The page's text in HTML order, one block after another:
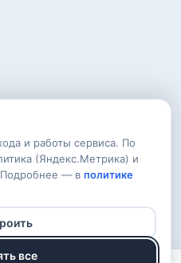
и работы сервиса. По
(Яндекс.Метрика) и
Подробнее — в политике
все